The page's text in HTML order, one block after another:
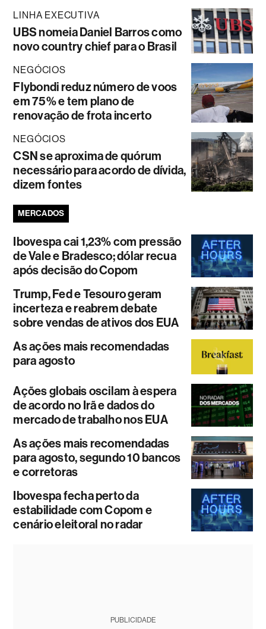
LINHA EXECUTIVA
UBS nomeia Daniel Barros como
novo country chief para o Brasil
NEGÓCIOS
Flybondi reduz número de voos
em 75% e tem plano de
renovação de frota incerto
NEGÓCIOS
CSN se aproxima de quórum
necessário para acordo de dívida,
dizem fontes
MERCADOS
Ibovespa cai 1,23% com pressão
de Vale e Bradesco; dólar recua
após decisão do Copom
Trump, Fed e Tesouro geram
incerteza e reabrem debate
sobre vendas de ativos dos EUA
As ações mais recomendadas
para agosto
Ações globais oscilam à espera
de acordo no Irã e dados do
mercado de trabalho nos EUA
As ações mais recomendadas
para agosto, segundo 10 bancos
e corretoras
Ibovespa fecha perto da
estabilidade com Copom e
cenário eleitoral no radar
PUBLICIDADE